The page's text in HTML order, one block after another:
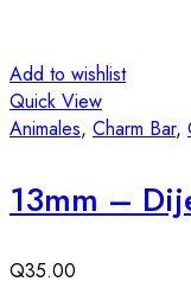
Add to wishlist
Quick View
Animales, Charm Bar,
13mm –
Q35.00